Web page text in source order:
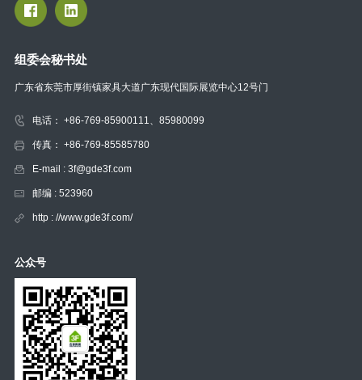
组委会秘书处
广东省东莞市厚街镇家具大道广东现代国际展览中心12号门
电话： +86-769-85900111、85980099
传真： +86-769-85585780
E-mail : 3f@gde3f.com
邮编 : 523960
http : //www.gde3f.com/
公众号